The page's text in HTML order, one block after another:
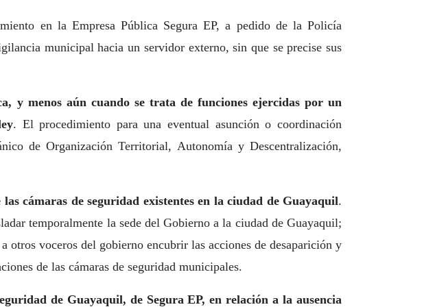
en la Empresa Pública Segura EP, a pedido de la Policía
municipal hacia un servidor externo, sin que se precise sus
y menos aún cuando se trata de funciones ejercidas por un
. El procedimiento para una eventual asunción o coordinación
de Organización Territorial, Autonomía y Descentralización,
cámaras de seguridad existentes en la ciudad de Guayaquil.
temporalmente la sede del Gobierno a la ciudad de Guayaquil;
voceros del gobierno encubrir las acciones de desaparición y
de las cámaras de seguridad municipales.
de Guayaquil, de Segura EP, en relación a la ausencia